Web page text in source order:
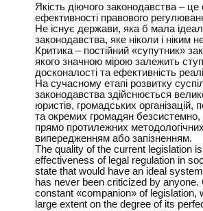
Якість діючого законодавства – це
ефективності правового
Не існує держави, яка б мала
законодавства, яке ніколи і ніким
Критика – постійний «супутник»
якого значною мірою залежить
досконалості та ефективність
На сучасному етапі розвитку
законодавства здійснюється
юристів, громадських організацій,
та окремих громадян безсистемно,
прямо протилежних
випередженням або запізненням.
The quality of the current legislation
effectiveness of legal regulation in
state that would have an ideal
has never been criticized by anyone.
constant «companion» of legislation,
large extent on the degree of its